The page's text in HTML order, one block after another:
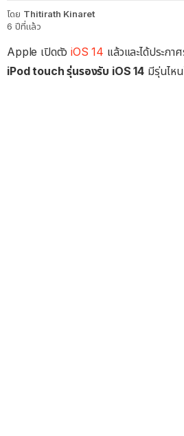
โดย Thitirath Kinaret
6 ปีที่แล้ว
Apple เปิดตัว iOS 14 แล้วและได้ประก
iPod touch รุ่นรองรับ iOS 14 มีรุ่นไห